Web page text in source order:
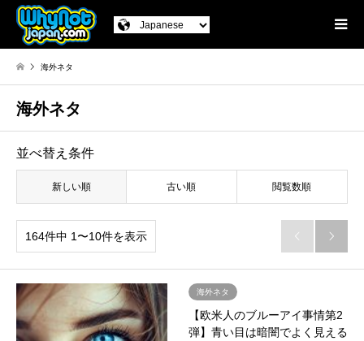
海外ネタ
海外ネタ
並べ替え条件
新しい順 古い順 閲覧数順
164件中 1〜10件を表示  
海外ネタ
【欧米人のブルーアイ事情第2
弾】青い目は暗闇でよく見える